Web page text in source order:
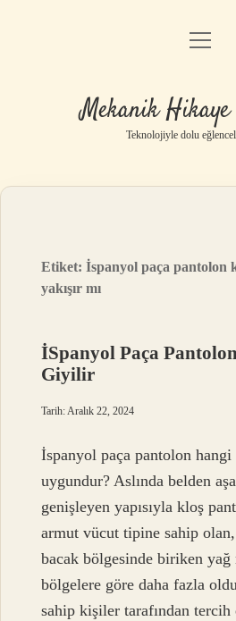
Anasayfa
Yasal Uyarı
menüyü
Mekanik
Teknolojiyle dolu
Etiket:İspanyol paça pantolon
yakışır mı
İSpanyol Paça
Giyilir
Tarih: Aralık 22, 2024
İspanyol paça pantolon
uygundur? Aslında belden
genişleyen yapısıyla kloş
armut vücut tipine sahip
bacak bölgesinde biriken yağ
bölgelere göre daha fazla
sahip kişiler tarafından